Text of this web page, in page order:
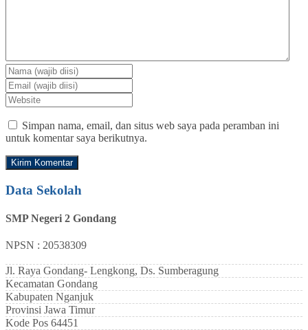
Simpan nama, email, dan situs web saya pada peramban ini
untuk komentar saya berikutnya.
Data Sekolah
SMP Negeri 2 Gondang
NPSN : 20538309
Jl. Raya Gondang- Lengkong, Ds. Sumberagung
Kecamatan Gondang
Kabupaten Nganjuk
Provinsi Jawa Timur
Kode Pos 64451